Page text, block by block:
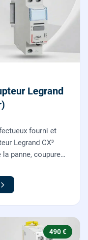
Legrand
fourni et
Legrand CX³
panne, coupure
490 €